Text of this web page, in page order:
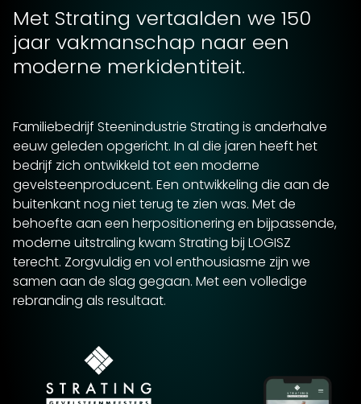
Met Strating vertaalden we 150
jaar vakmanschap naar een
moderne merkidentiteit.
Familiebedrijf Steenindustrie Strating is anderhalve
eeuw geleden opgericht. In al die jaren heeft het
bedrijf zich ontwikkeld tot een moderne
gevelsteenproducent. Een ontwikkeling die aan de
buitenkant nog niet terug te zien was. Met de
behoefte aan een herpositionering en bijpassende,
moderne uitstraling kwam Strating bij LOGISZ
terecht. Zorgvuldig en vol enthousiasme zijn we
samen aan de slag gegaan. Met een volledige
rebranding als resultaat.